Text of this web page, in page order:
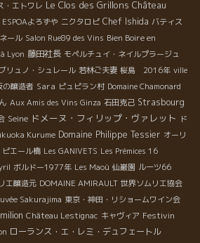
・エトワレ Le Clos des Grillons Château
ESPOAよろずや ニクタロピ Chef Ishida バティス
ール Salon Rue89 des Vins Bien Boire en
Lyon 藤田社長 モペルチュイ・ネイルプラージュ
リュノ・シュレール 若林ご夫妻 桜島 2016年 ville
の醸造者 Sara ピュピラン村 Domaine Chamonard
Aux Amis des Vins Ginza 石田克己 Strasbourg
Seine ドメーヌ・フィリップ・ヴァレット ド
Kurume Domaine Philippe Tessier オーリ
ピエール橋 Les GANIVETS Les Prémices 16
ボルドー1977年 Les Maoù 仙巌園 ルーツ66
エ醸造元 DOMAINE AMIRAULT 世界ソムリエ協会
Sakurajima 東京・神田・リショームワイン会
Château Lestignac キャヴィア Festivin
ローランス・エ・レミ・デュフェートル